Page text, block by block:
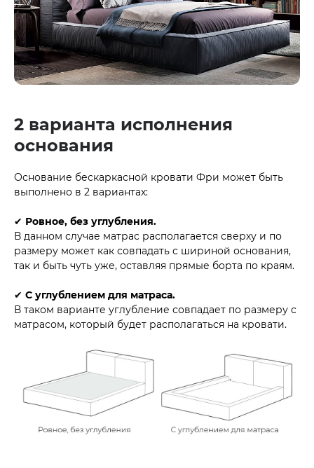
2 варианта исполнения
основания
Основание бескаркасной кровати Фри может быть
выполнено в 2 вариантах:
✔ Ровное, без углубления.
В данном случае матрас располагается сверху и по
размеру может как совпадать с шириной основания,
так и быть чуть уже, оставляя прямые борта по краям.
✔ С углублением для матраса.
В таком варианте углубление совпадает по размеру с
матрасом, который будет располагаться на кровати.